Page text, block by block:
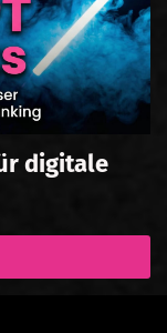
digitale